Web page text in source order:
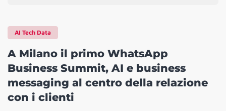
AI Tech Data
A Milano il primo WhatsApp
Business Summit, AI e business
messaging al centro della relazione
con i clienti